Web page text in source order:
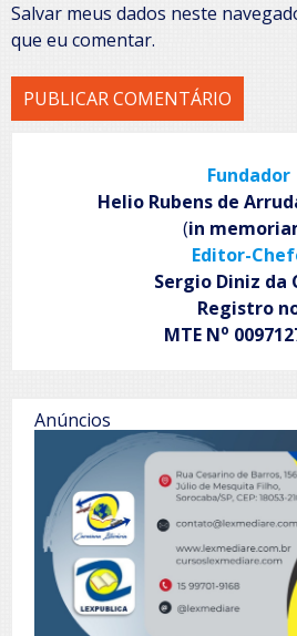
Salvar meus dados neste
que eu comentar.
Fundador
Helio Rubens de
(in
Editor-
Sergio Diniz da
Registro
MTE No
Anúncios